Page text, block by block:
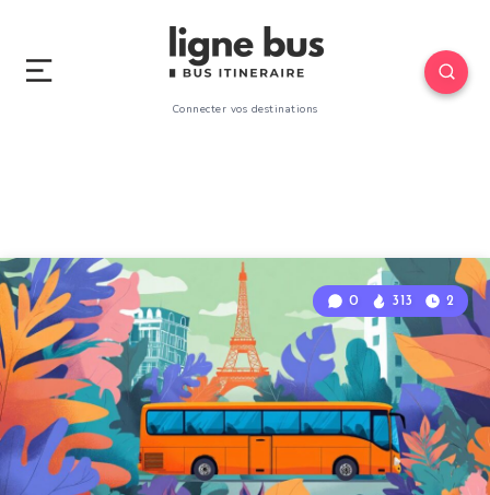
Connecter vos destinations
0 313 2